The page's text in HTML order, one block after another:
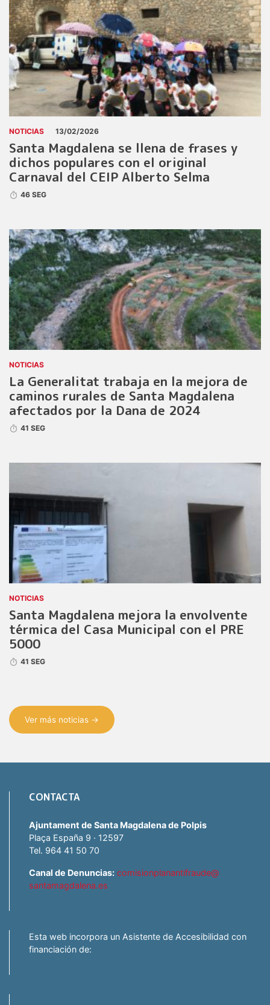
NOTICIAS 13/02/2026
Santa Magdalena se llena de frases y
dichos populares con el original
Carnaval del CEIP Alberto Selma
46 SEG
NOTICIAS
La Generalitat trabaja en la mejora de
caminos rurales de Santa Magdalena
afectados por la Dana de 2024
41 SEG
NOTICIAS
Santa Magdalena mejora la envolvente
térmica del Casa Municipal con el PRE
5000
41 SEG
Ver más noticias →
CONTACTA
Ajuntament de Santa Magdalena de Polpis
Plaça España 9 · 12597
Tel. 964 41 50 70
Canal de Denuncias: comisionplanantifraude@
santamagdalena.es
Esta web incorpora un Asistente de Accesibilidad con
financiación de: